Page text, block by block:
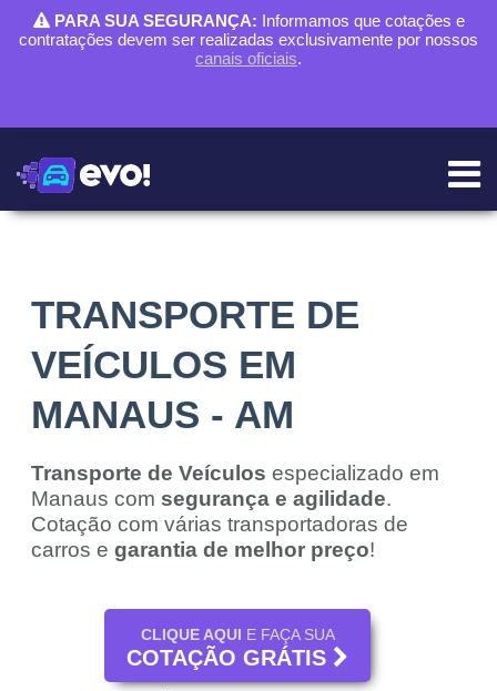
PARA SUA SEGURANÇA: Informamos que cotações e
contratações devem ser realizadas exclusivamente por nossos
canais oficiais.
TRANSPORTE DE
VEÍCULOS EM
MANAUS - AM
Transporte de Veículos especializado em
Manaus com segurança e agilidade.
Cotação com várias transportadoras de
carros e garantia de melhor preço!
CLIQUE AQUI E FAÇA SUA
COTAÇÃO GRÁTIS